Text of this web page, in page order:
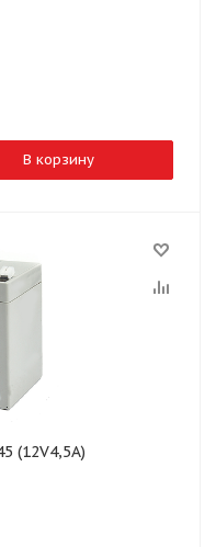
В корзину
(12V4,5A)